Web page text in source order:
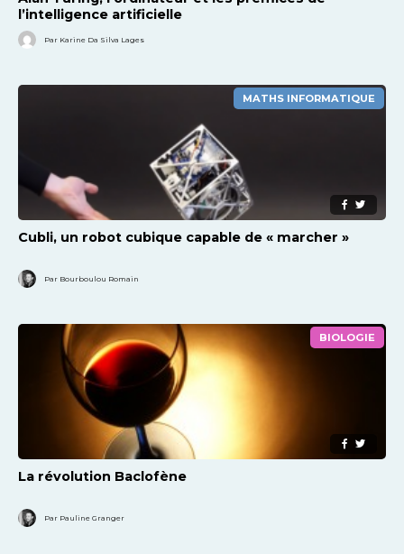
l’intelligence artificielle
Par Karine Da Silva Lages
MATHS INFORMATIQUE
Cubli, un robot cubique capable de « marcher »
Par Bourboulou Romain
BIOLOGIE
La révolution Baclofène
Par Pauline Granger